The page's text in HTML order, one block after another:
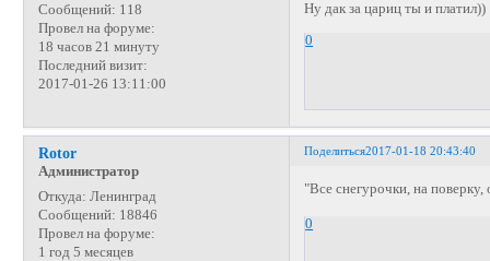
Сообщений: 118
Провел на форуме:
18 часов 21 минуту
Последний визит:
2017-01-26 13:11:00
Ну дак за цариц ты и платил))
0
Поделиться2017-01-18 20:43:40
Rotor
Администратор
Откуда: Ленинград
Сообщений: 18846
Провел на форуме:
1 год 5 месяцев
"Все снегурочки, на
0